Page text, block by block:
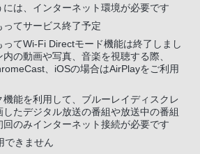
は、インターネット環境が必要です
てサービス終了予定
てWi-Fi Directモード機能は終了しまし
の動画や写真、音楽を視聴する際、
、iOSの場合はAirPlayをご利用
能を利用して、ブルーレイディスクレ
したデジタル放送の番組や放送中の番組
のみインターネット接続が必要です
できません